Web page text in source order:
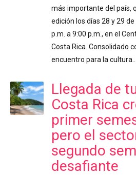
más importante del país,
edición los días 28 y 29
p.m. a 9:00 p.m., en el
Costa Rica. Consolidado
encuentro para la cultura…
Llegada de
Costa Rica
primer
pero el
segundo
desafiante